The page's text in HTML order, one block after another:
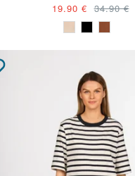
19.90 € 34.90 €